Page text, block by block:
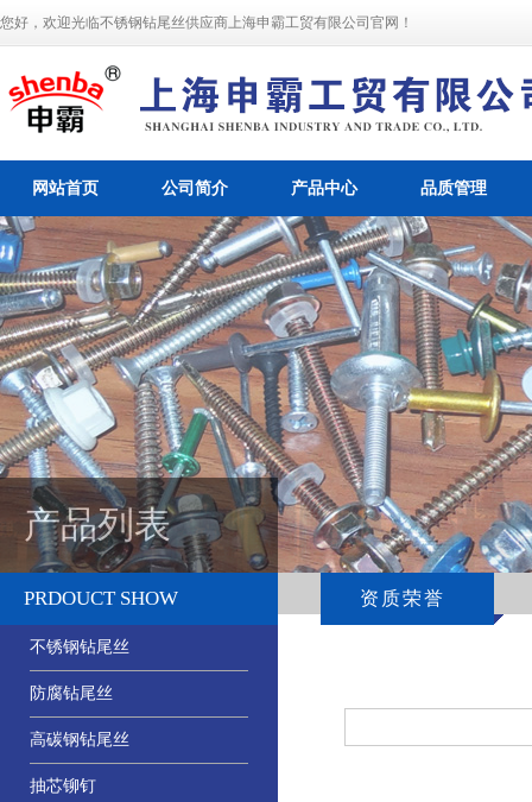
您好，欢迎光临不锈钢钻尾丝供应商上海申霸工贸有限公司官网！
网站首页 公司简介 产品中心 品质管理
产品列表
PRDOUCT SHOW
不锈钢钻尾丝
防腐钻尾丝
高碳钢钻尾丝
抽芯铆钉
资质荣誉